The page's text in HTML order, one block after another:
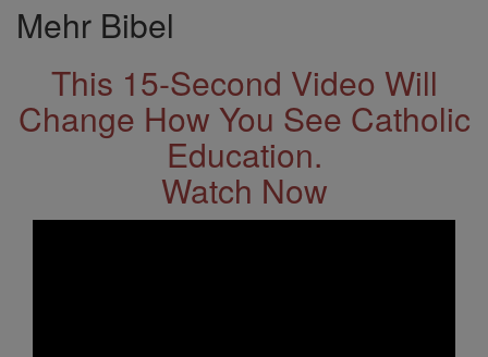
Mehr Bibel
This 15-Second Video Will
Change How You See Catholic
Education.
Watch Now